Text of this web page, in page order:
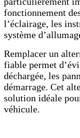
fonctionnement
l’éclairage, les
système
Remplacer un
fiable permet
déchargée, les
démarrage. Cet
solution idéale
véhicule.